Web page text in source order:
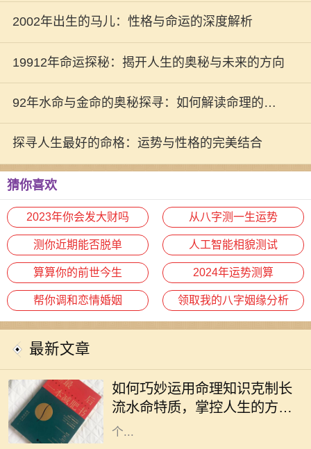
展翅高飞？
2002年出生的马儿：性格与命运的深度解析
19912年命运探秘：揭开人生的奥秘与未来的方向
92年水命与金命的奥秘探寻：如何解读命理的深
刻内涵
探寻人生最好的命格：运势与性格的完美结合
猜你喜欢
2023年你会发大财吗 从八字测一生运势
测你近期能否脱单 人工智能相貌测试
算算你的前世今生 2024年运势测算
帮你调和恋情婚姻 领取我的八字姻缘分析
最新文章
如何巧妙运用命理知识克制长
流水命特质，掌控人生的方向
与命运
种非常特殊的命格。它象征着无尽的
流动与变化，给人带来灵活多变的特
质。然而，长期处于这种命格之中，
个...
在中华文化中，命理学被视为理解人